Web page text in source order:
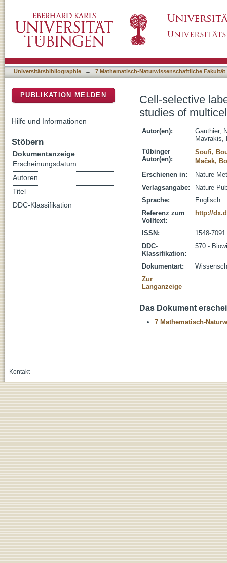
environments
Universitätsbibliographie → 7 Mathematisch-Naturwissenschaftliche Fakultät
Cell-selective
studies of
Autor(en):
Gauthier,
Mavrakis,
Tübinger
Autor(en):
Soufi,
Maček,
Erschienen in:
Nature
Verlagsangabe:
Nature
Sprache:
Englisch
Referenz zum
Volltext:
http://
ISSN:
1548-7091
DDC-
Klassifikation:
570 -
Dokumentart:
Zur
Langanzeige
Das Dokument
7 Mathematisch-
PUBLIKATION MELDEN
Hilfe und Informationen
Stöbern
Dokumentanzeige
Erscheinungsdatum
Autoren
Titel
DDC-Klassifikation
Kontakt